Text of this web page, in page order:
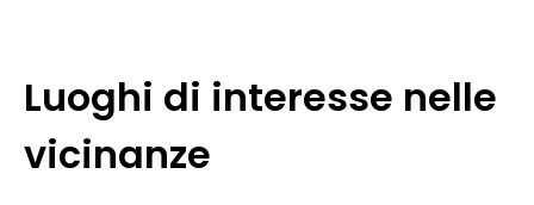
Luoghi di interesse nelle
vicinanze